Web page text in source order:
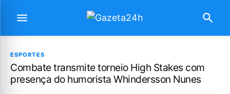
ESPORTES
Combate transmite torneio High Stakes com
presença do humorista Whindersson Nunes